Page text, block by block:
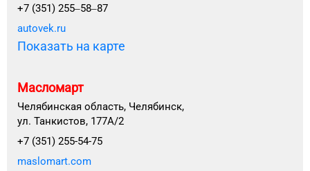
+7 (351) 255‒58‒87
autovek.ru
Показать на карте
Масломарт
Челябинская область, Челябинск,
ул. Танкистов, 177А/2
+7 (351) 255-54-75
maslomart.com